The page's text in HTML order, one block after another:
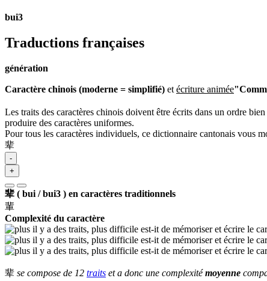
bui3
Traductions françaises
génération
Caractère chinois (moderne = simplifié) et écriture animée
Les traits des caractères chinois doivent être écrits dans un ordre
produire des caractères uniformes.
Pour tous les caractères individuels, ce dictionnaire cantonais vous
辈
-
+
辈 ( bui / bui3 ) en caractères traditionnels
輩
Complexité du caractère
辈 se compose de 12 traits et a donc une complexitémoyenne